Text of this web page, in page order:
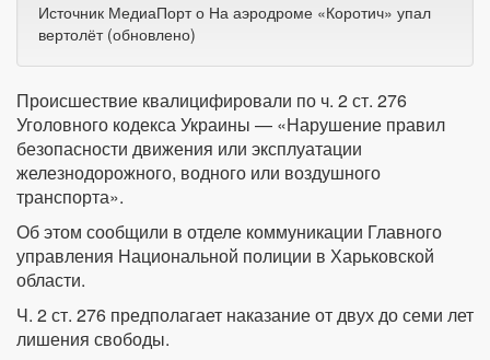
Источник МедиаПорт о На аэродроме «Коротич» упал
вертолёт (обновлено)
Происшествие квалицифировали по ч. 2 ст. 276
Уголовного кодекса Украины — «Нарушение правил
безопасности движения или эксплуатации
железнодорожного, водного или воздушного
транспорта».
Об этом сообщили в отделе коммуникации Главного
управления Национальной полиции в Харьковской
области.
Ч. 2 ст. 276 предполагает наказание от двух до семи лет
лишения свободы.